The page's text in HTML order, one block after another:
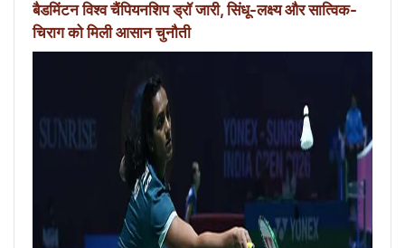
बैडमिंटन विश्व चैंपियनशिप ड्रॉ जारी, सिंधू-लक्ष्य और सात्विक-
चिराग को मिली आसान चुनौती